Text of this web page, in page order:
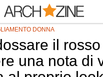
DONNA
il
una nota di